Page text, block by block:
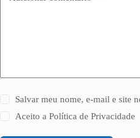
Salvar meu nome, e-mail e site
Aceito aPolítica de Privacidade